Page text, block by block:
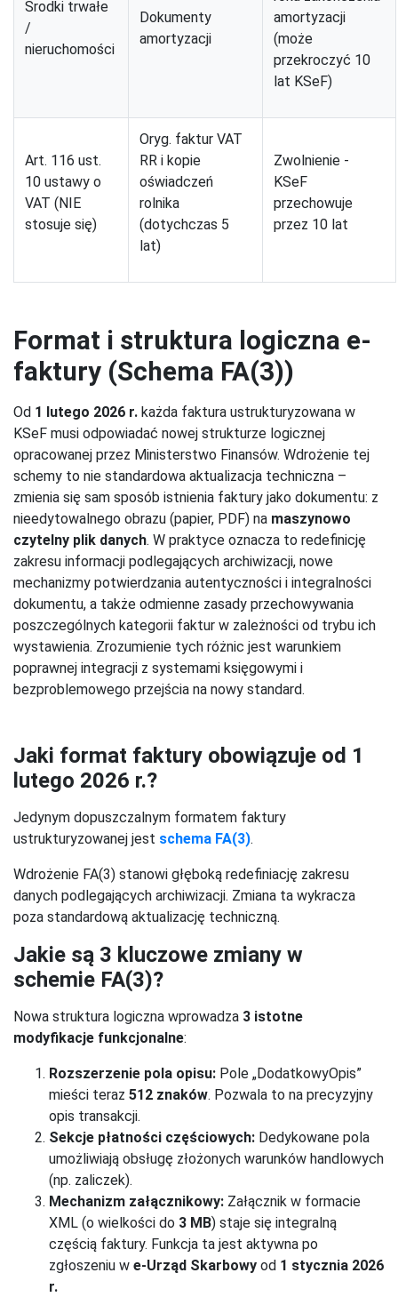
Środki trwałe
/
nieruchomości
Dokumenty
amortyzacji
amortyzacji
(może
przekroczyć 10
lat KSeF)
Art. 116 ust.
10 ustawy o
VAT (NIE
stosuje się)
Oryg. faktur VAT
RR i kopie
oświadczeń
rolnika
(dotychczas 5
lat)
Zwolnienie -
KSeF
przechowuje
przez 10 lat
Format i struktura logiczna e-
faktury (Schema FA(3))
Od 1 lutego 2026 r. każda faktura ustrukturyzowana w
KSeF musi odpowiadać nowej strukturze logicznej
opracowanej przez Ministerstwo Finansów. Wdrożenie tej
schemy to nie standardowa aktualizacja techniczna –
zmienia się sam sposób istnienia faktury jako dokumentu: z
nieedytowalnego obrazu (papier, PDF) na maszynowo
czytelny plik danych. W praktyce oznacza to redefinicję
zakresu informacji podlegających archiwizacji, nowe
mechanizmy potwierdzania autentyczności i integralności
dokumentu, a także odmienne zasady przechowywania
poszczególnych kategorii faktur w zależności od trybu ich
wystawienia. Zrozumienie tych różnic jest warunkiem
poprawnej integracji z systemami księgowymi i
bezproblemowego przejścia na nowy standard.
Jaki format faktury obowiązuje od 1
lutego 2026 r.?
Jedynym dopuszczalnym formatem faktury
ustrukturyzowanej jest schema FA(3).
Wdrożenie FA(3) stanowi głęboką redefiniację zakresu
danych podlegających archiwizacji. Zmiana ta wykracza
poza standardową aktualizację techniczną.
Jakie są 3 kluczowe zmiany w
schemie FA(3)?
Nowa struktura logiczna wprowadza 3 istotne
modyfikacje funkcjonalne:
Rozszerzenie pola opisu: Pole „DodatkowyOpis”
mieści teraz 512 znaków. Pozwala to na precyzyjny
opis transakcji.
Sekcje płatności częściowych: Dedykowane pola
umożliwiają obsługę złożonych warunków handlowych
(np. zaliczek).
Mechanizm załącznikowy: Załącznik w formacie
XML (o wielkości do 3 MB) staje się integralną
częścią faktury. Funkcja ta jest aktywna po
zgłoszeniu w e-Urząd Skarbowy od 1 stycznia 2026
r.